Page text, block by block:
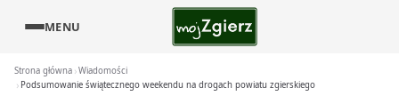
MENU
Strona główna Wiadomości
Podsumowanie świątecznego weekendu na drogach powiatu zgierskiego